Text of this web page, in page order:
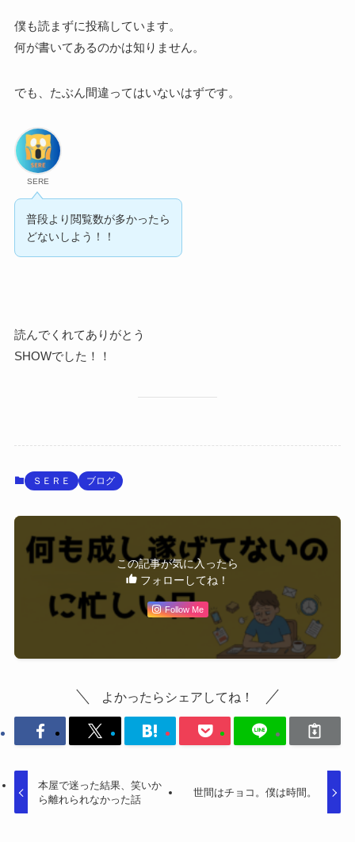
僕も読まずに投稿しています。
何が書いてあるのかは知りません。
でも、たぶん間違ってはいないはずです。
SERE
普段より閲覧数が多かったら
どないしよう！！
読んでくれてありがとう
SHOWでした！！
ＳＥＲＥ ブログ
この記事が気に入ったら
フォローしてね！
Follow Me
よかったらシェアしてね！
本屋で迷った結果、笑いか
ら離れられなかった話
世間はチョコ。僕は時間。